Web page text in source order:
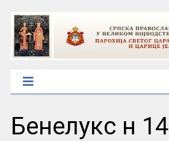
Бенелукс н 14